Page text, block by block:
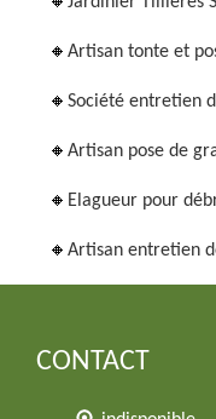
Artisan tonte et
Société entretien
Artisan pose de
Elagueur pour
Artisan entretien
CONTACT